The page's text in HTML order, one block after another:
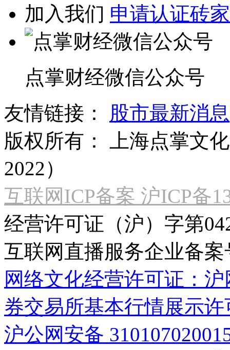
加入我们 申请认证砖家
点掌财经微信公众号
友情链接：
股市最新消息
版权所有：
上海点掌文
2022）
互联网ICP备案 沪ICP备
经营许可证（沪）字第
互联网直播服务企业备案
网络文化经营许可证：
券交易所基本行情展示许
沪公网安备